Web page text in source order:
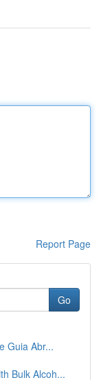
Report Page
Go
Guia Abr...
Bulk Alcoh...